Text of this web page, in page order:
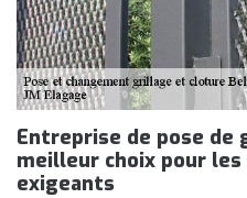
Entreprise de pose de
meilleur choix pour
exigeants